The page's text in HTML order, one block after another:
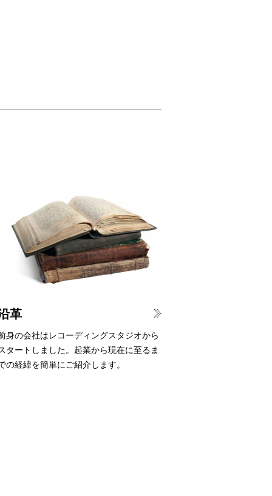
革
身の会社はレコーディングスタジオから
タートしました。起業から現在に至るま
の経緯を簡単にご紹介します。